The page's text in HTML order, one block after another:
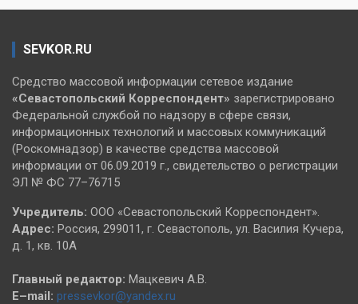
SEVKOR.RU
Средство массовой информации сетевое издание
«Севастопольский Корреспондент» зарегистрировано
Федеральной службой по надзору в сфере связи,
информационных технологий и массовых коммуникаций
(Роскомнадзор) в качестве средства массовой
информации от 06.09.2019 г., свидетельство о регистрации
ЭЛ № ФС 77–76715
Учредитель: ООО «Севастопольский Корреспондент».
Адрес: Россия, 299011, г. Севастополь, ул. Василия Кучера,
д. 1, кв. 10А
Главный редактор: Мацкевич А.В.
E–mail: pressevkor@yandex.ru